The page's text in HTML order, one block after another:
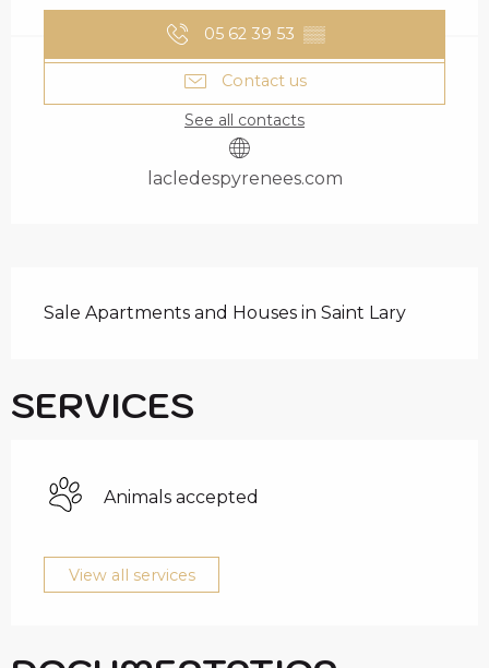
05 62 39 53 ▒▒
Contact us
See all contacts
lacledespyrenees.com
Sale Apartments and Houses in Saint Lary
SERVICES
Animals accepted
View all services